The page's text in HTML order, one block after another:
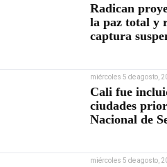
Radican
la paz total y
captura
miércoles 5 de agosto,
Cali fue
ciudades
Nacional de
miércoles 5 de agosto,